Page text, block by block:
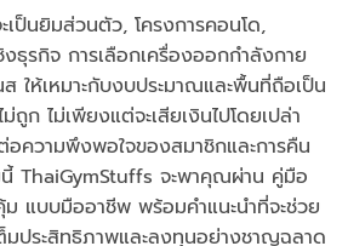
เป็นยิมส่วนตัว, โครงการคอนโด,
ธุรกิจ การเลือกเครื่องออกกำลังกาย
ให้เหมาะกับงบประมาณและพื้นที่ถือเป็น
ก ไม่เพียงแต่จะเสียเงินไปโดยเปล่า
ความพึงพอใจของสมาชิกและการคืน
ThaiGymStuffs จะพาคุณผ่าน คู่มือ
ม แบบมืออาชีพ พร้อมคำแนะนำที่จะช่วย
ประสิทธิภาพและลงทุนอย่างชาญฉลาด